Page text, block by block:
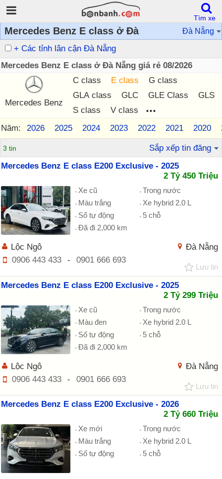
Mercedes Benz E class ở Đà Đà Nẵng
+ Các tỉnh lân cận Đà Nẵng
Mercedes Benz E class ở Đà Nẵng giá rẻ 08/2026
Mercedes Benz
C class E class
G class
GLA class
GLC GLE Class
GLS
S class
V class ...
Năm: 2026 2025 2024 2023 2022 2021 2020
3 tin
Sắp xếp tin đăng
Mercedes Benz E class E200 Exclusive - 2025
2 Tỷ 450 Triệu
Xe cũ
Trong nước
Màu trắng
Xe hybrid 2.0 L
Số tự động
5 chỗ
Đã đi 2,000 km
Đà Nẵng
Lộc Ngô
0906 443 433
- 0901 666 693
Lưu tin
Mercedes Benz E class E200 Exclusive - 2025
2 Tỷ 299 Triệu
Xe cũ
Trong nước
Màu đen
Xe hybrid 2.0 L
Số tự động
5 chỗ
Đã đi 2,000 km
Đà Nẵng
Lộc Ngô
0906 443 433
- 0901 666 693
Lưu tin
Mercedes Benz E class E200 Exclusive - 2026
2 Tỷ 660 Triệu
Xe mới
Trong nước
Màu trắng
Xe hybrid 2.0 L
Số tự động
5 chỗ
Tìm xe